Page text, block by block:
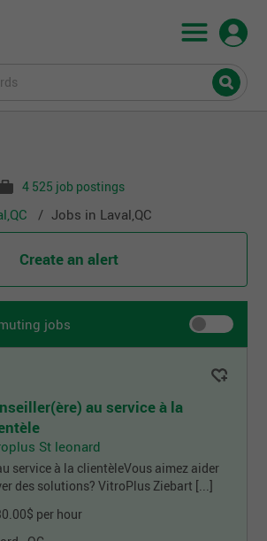
4 525 job postings
Jobs in Laval,QC
Create an alert
jobs
au service à la
St leonard
service à la clientèleVous aimez aider
des solutions? VitroPlus Ziebart [...]
per hour